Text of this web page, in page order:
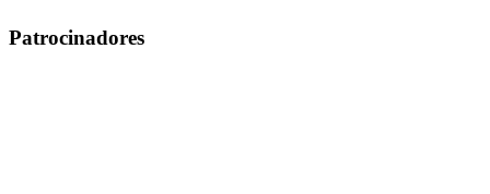
Patrocinadores